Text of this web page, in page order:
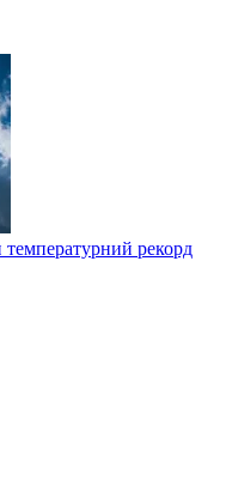
температурний рекорд